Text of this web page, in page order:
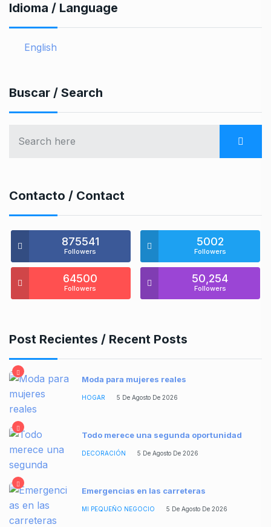
Idioma / Language
English
Buscar / Search
Contacto / Contact
875541
Followers
5002
Followers
64500
Followers
50,254
Followers
Post Recientes / Recent Posts
Moda para mujeres reales
HOGAR 5 De Agosto De 2026
Todo merece una segunda oportunidad
DECORACIÓN 5 De Agosto De 2026
Emergencias en las carreteras
MI PEQUEÑO NEGOCIO 5 De Agosto De 2026